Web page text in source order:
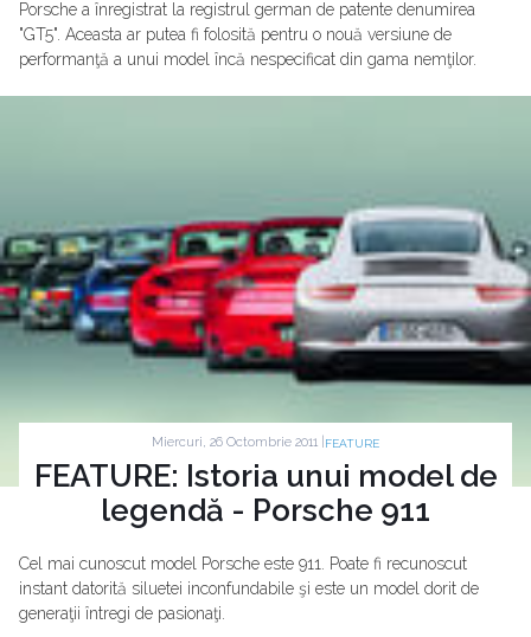
Porsche a înregistrat la registrul german de patente denumirea
"GT5". Aceasta ar putea fi folosită pentru o nouă versiune de
performanţă a unui model încă nespecificat din gama nemţilor.
Miercuri, 26 Octombrie 2011 | FEATURE
FEATURE: Istoria unui model de
legendă - Porsche 911
Cel mai cunoscut model Porsche este 911. Poate fi recunoscut
instant datorită siluetei inconfundabile şi este un model dorit de
generaţii întregi de pasionaţi.